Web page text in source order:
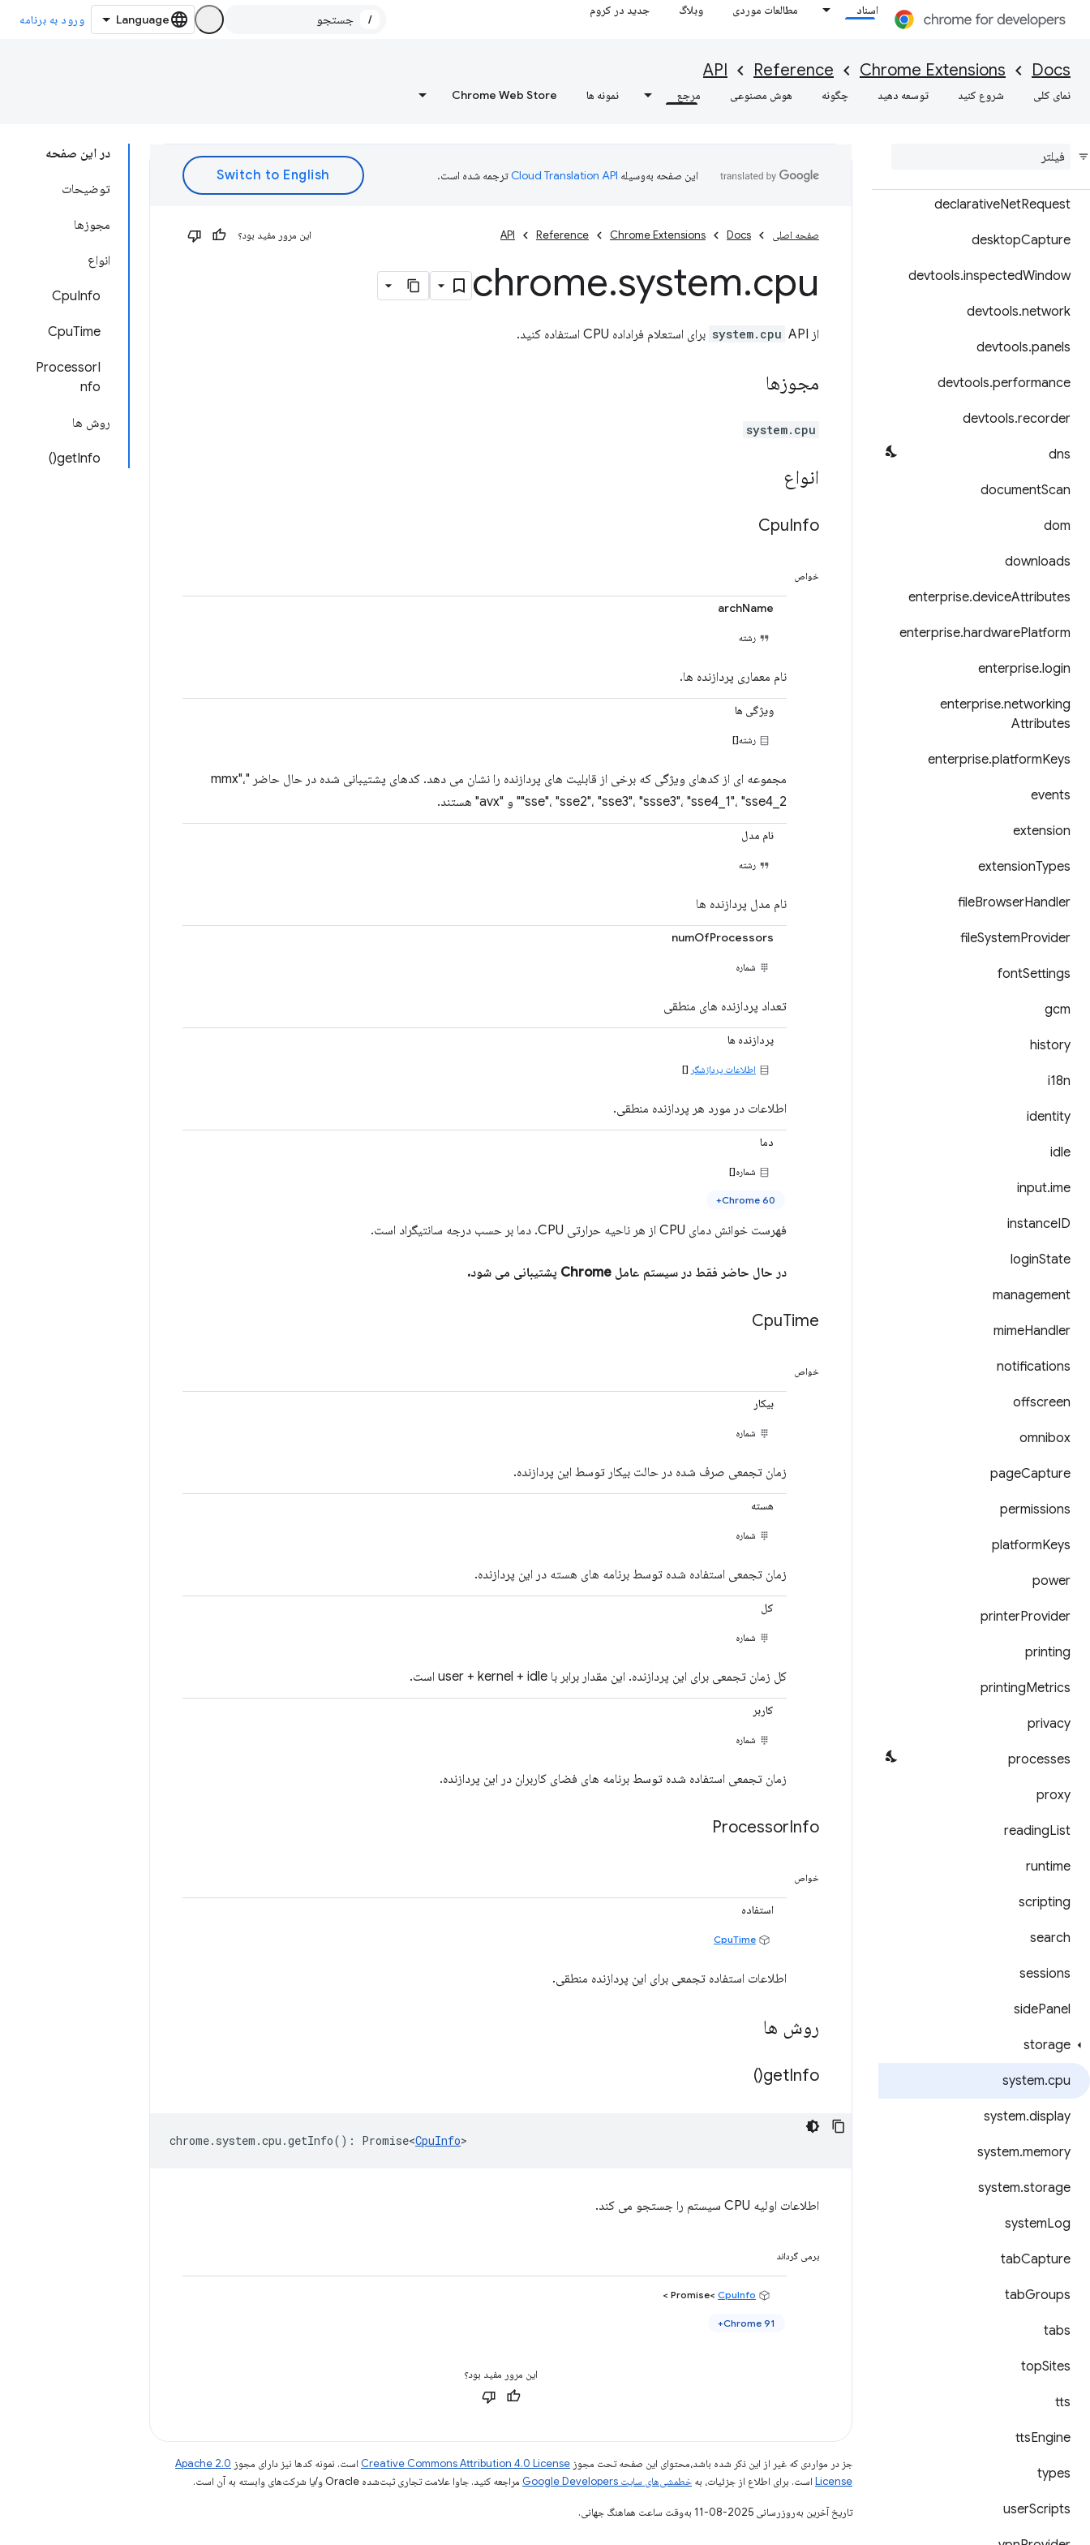
اسناد مطالعات موردی وبلاگ جدید در کروم
/ ورود به برنامه
Docs
Chrome Extensions
Reference
API
نمای کلی شروع کنید توسعه دهید چگونه هوش مصنوعی مرجع نمونه ها Chrome Web Store
contentSettings
contextMenus
cookies
Content
declarativeNetRequest
desktopCapture
devtools.inspectedWindow
devtools.network
devtools.panels
devtools.performance
devtools.recorder
dns
documentScan
dom
downloads
enterprise.deviceAttributes
enterprise.hardwarePlatform
enterprise.login
enterprise.networking
Attributes
enterprise.platformKeys
events
extension
extensionTypes
fileBrowserHandler
fileSystemProvider
fontSettings
gcm
history
i18n
identity
idle
input.ime
instanceID
loginState
management
mimeHandler
notifications
offscreen
omnibox
pageCapture
permissions
platformKeys
power
printerProvider
printing
printingMetrics
privacy
processes
proxy
readingList
runtime
scripting
search
sessions
sidePanel
storage
system.cpu
system.display
system.memory
system.storage
systemLog
tabCapture
tabGroups
tabs
topSites
tts
ttsEngine
types
userScripts
در این صفحه
توضیحات
مجوزها
انواع
CpuInfo
CpuTime
ProcessorI
nfo
روش ها
getInfo()
این صفحه به‌وسیله ترجمه شده است.
صفحه اصلی Docs
Chrome Extensions
Reference
API این مرور مفید بود؟
chrome.system.cpu
از system.cpu API برای استعلام فراداده CPU استفاده کنید.
مجوزها
system.cpu
انواع
CpuInfo
خواص
archName
رشته
نام معماری پردازنده ها.
ویژگی ها
رشته[]
مجموعه ای از کدهای ویژگی که برخی از قابلیت های پردازنده را نشان می دهد. کدهای پشتیبانی شده در حال حاضر "mmx"،
"sse"، "sse2"، "sse3"، "ssse3"، "sse4_1"، "sse4_2" و "avx" هستند.
نام مدل
رشته
نام مدل پردازنده ها
numOfProcessors
شماره
تعداد پردازنده های منطقی
پردازنده ها
اطلاعات پردازشگر []
اطلاعات در مورد هر پردازنده منطقی.
دما
شماره[]
Chrome 60+
فهرست خوانش دمای CPU از هر ناحیه حرارتی CPU. دما بر حسب درجه سانتیگراد است.
در حال حاضر فقط در سیستم عامل Chrome پشتیبانی می شود.
CpuTime
خواص
بیکار
شماره
زمان تجمعی صرف شده در حالت بیکار توسط این پردازنده.
هسته
شماره
زمان تجمعی استفاده شده توسط برنامه های هسته در این پردازنده.
کل
شماره
کل زمان تجمعی برای این پردازنده. این مقدار برابر با user + kernel + idle است.
کاربر
شماره
زمان تجمعی استفاده شده توسط برنامه های فضای کاربران در این پردازنده.
ProcessorInfo
خواص
استفاده
CpuTime
اطلاعات استفاده تجمعی برای این پردازنده منطقی.
روش ها
getInfo(
)
chrome. system .cpu .getInfo() : Promise<CpuInfo>
اطلاعات اولیه CPU سیستم را جستجو می کند.
برمی گرداند
CpuInfo
>
Chrome 91+
این مرور مفید بود؟
جز در مواردی که غیر از این ذکر شده باشد،‌محتوای این صفحه تحت مجوز Creative Commons Attribution 4.0 License است. نمونه کدها نیز دارای مجوز Apache 2.0
License است. برای اطلاع از جزئیات، به خطمشی‌های سایت Google Developers‏ مراجعه کنید. جاوا علامت تجاری ثبت‌شده Oracle و/یا شرکت‌های وابسته به آن است.
تاریخ آخرین به‌روزرسانی 2025-08-11 به‌وقت ساعت هماهنگ جهانی.